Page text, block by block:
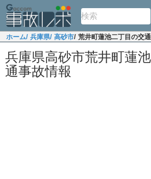
ホーム/ 兵庫県/ 高砂市/ 荒井町蓮池二丁目の交
兵庫県高砂市荒井町蓮
通事故情報